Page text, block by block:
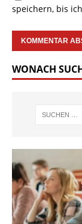
speichern, bis
WONACH